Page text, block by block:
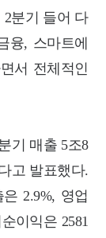
2분기 들어 다
융, 스마트에
서 전체적인
기 매출 5조8
고 발표했다.
2.9%, 영업
이익은 2581